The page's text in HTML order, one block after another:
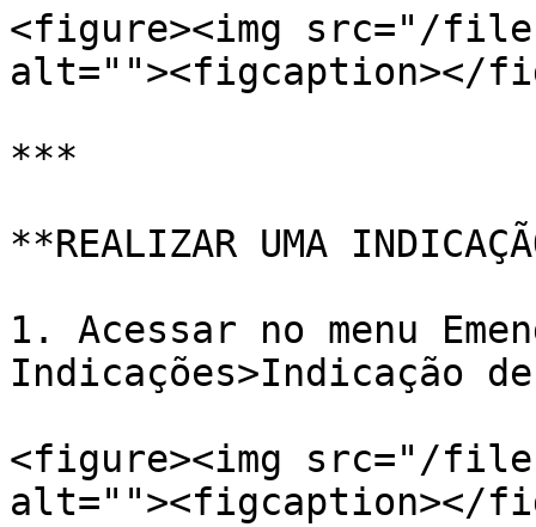
<figure><img src="/files/
alt=""><figcaption></
***
**REALIZAR UMA
1. Acessar no menu
Indicações>Indicação
<figure><img src="/
alt=""><figcaption></